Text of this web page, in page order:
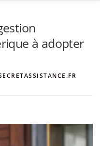
à adopter